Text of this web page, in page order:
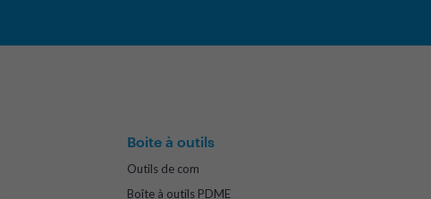
Boite à outils
Outils de com
Boîte à outils PDME